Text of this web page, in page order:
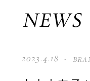
NEWS
2023.4.18